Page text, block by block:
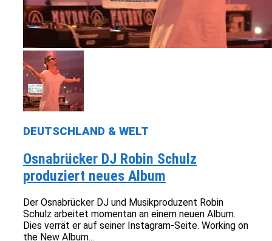
DEUTSCHLAND & WELT
Osnabrücker DJ Robin Schulz
produziert neues Album
Der Osnabrücker DJ und Musikproduzent Robin
Schulz arbeitet momentan an einem neuen Album.
Dies verrät er auf seiner Instagram-Seite. Working on
the New Album...